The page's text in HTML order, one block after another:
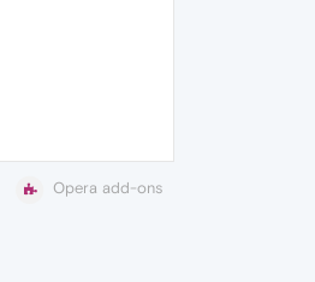
Opera add-ons